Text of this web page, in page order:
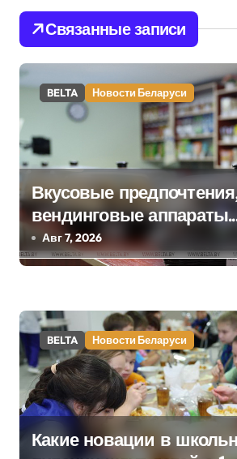
и
г
а
ц
и
я
п
о
а
п
и
с
Связанные записи
BELTA Новости Беларуси
Вкусовые
вендинговые аппараты.
Минобразования об
школьном питании
Авг 7, 2026
BELTA Новости Беларуси
Какие новации в